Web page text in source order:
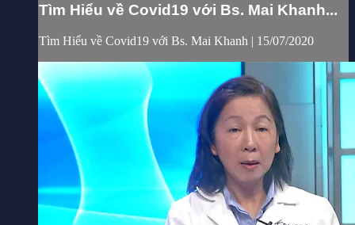
Tìm Hiểu về Covid19 với Bs. Mai Khanh...
Tìm Hiểu về Covid19 với Bs. Mai Khanh | 15/07/2020